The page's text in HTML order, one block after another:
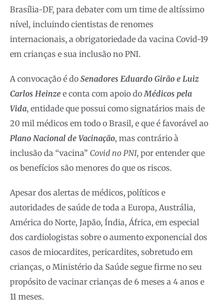
Brasília-DF, para debater com um time de altíssimo
nível, incluindo cientistas de renomes
internacionais, a obrigatoriedade da vacina Covid-19
em crianças e sua inclusão no PNI.
A convocação é do Senadores Eduardo Girão e Luiz
Carlos Heinze e conta com apoio do Médicos pela
Vida, entidade que possui como signatários mais de
20 mil médicos em todo o Brasil, e que é favorável ao
Plano Nacional de Vacinação, mas contrário à
inclusão da “vacina” Covid no PNI, por entender que
os benefícios são menores do que os riscos.
Apesar dos alertas de médicos, políticos e
autoridades de saúde de toda a Europa, Austrália,
América do Norte, Japão, Índia, África, em especial
dos cardiologistas sobre o aumento exponencial dos
casos de miocardites, pericardites, sobretudo em
crianças, o Ministério da Saúde segue firme no seu
propósito de vacinar crianças de 6 meses a 4 anos e
11 meses.